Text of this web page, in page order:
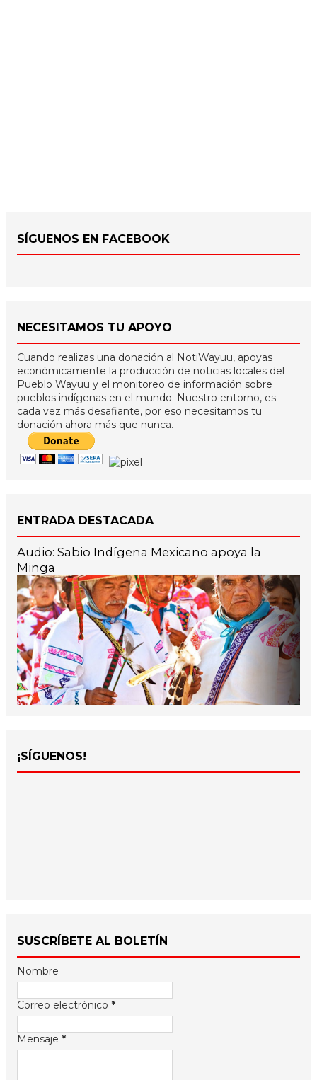
SÍGUENOS EN FACEBOOK
NECESITAMOS TU APOYO
Cuando realizas una donación al NotiWayuu, apoyas
económicamente la producción de noticias locales del
Pueblo Wayuu y el monitoreo de información sobre
pueblos indígenas en el mundo. Nuestro entorno, es
cada vez más desafiante, por eso necesitamos tu
donación ahora más que nunca.
ENTRADA DESTACADA
Audio: Sabio Indígena Mexicano apoya la
Minga
¡SÍGUENOS!
SUSCRÍBETE AL BOLETÍN
Nombre
Correo electrónico *
Mensaje *